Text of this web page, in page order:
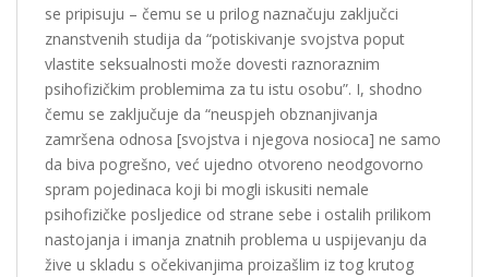
se pripisuju – čemu se u prilog naznačuju zaključci
znanstvenih studija da “potiskivanje svojstva poput
vlastite seksualnosti može dovesti raznoraznim
psihofizičkim problemima za tu istu osobu”. I, shodno
čemu se zaključuje da “neuspjeh obznanjivanja
zamršena odnosa [svojstva i njegova nosioca] ne samo
da biva pogrešno, već ujedno otvoreno neodgovorno
spram pojedinaca koji bi mogli iskusiti nemale
psihofizičke posljedice od strane sebe i ostalih prilikom
nastojanja i imanja znatnih problema u uspijevanju da
žive u skladu s očekivanjima proizašlim iz tog krutog